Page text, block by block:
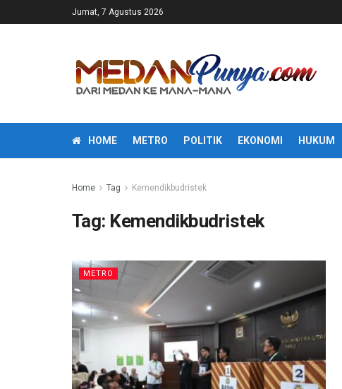
Jumat, 7 Agustus 2026
HOME METRO POLITIK EKONOMI HUKUM
Home Tag Kemendikbudristek
Tag: Kemendikbudristek
METRO